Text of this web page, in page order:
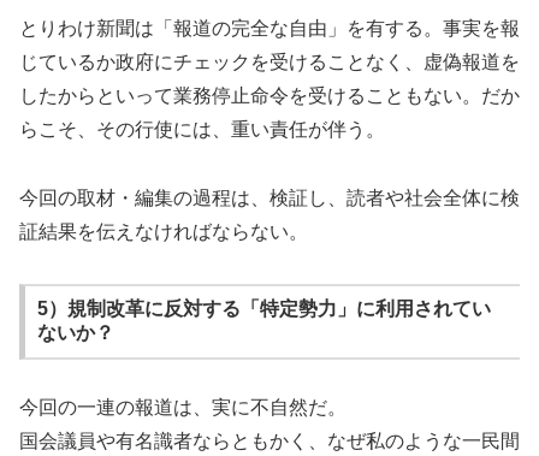
とりわけ新聞は「報道の完全な自由」を有する。事実を報
じているか政府にチェックを受けることなく、虚偽報道を
したからといって業務停止命令を受けることもない。だか
らこそ、その行使には、重い責任が伴う。
今回の取材・編集の過程は、検証し、読者や社会全体に検
証結果を伝えなければならない。
5）規制改革に反対する「特定勢力」に利用されてい
ないか？
今回の一連の報道は、実に不自然だ。
国会議員や有名識者ならともかく、なぜ私のような一民間